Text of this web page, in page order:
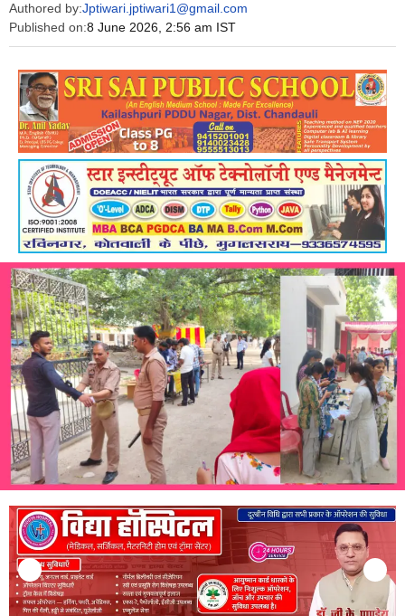
Authored by:Jptiwari.jptiwari1@gmail.com
Published on:8 June 2026, 2:56 am IST